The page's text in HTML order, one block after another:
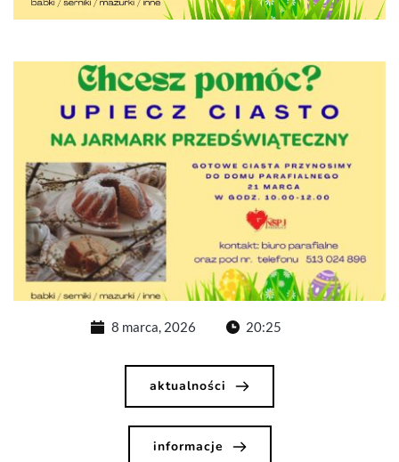
8 marca, 2026 20:25
aktualności
informacje